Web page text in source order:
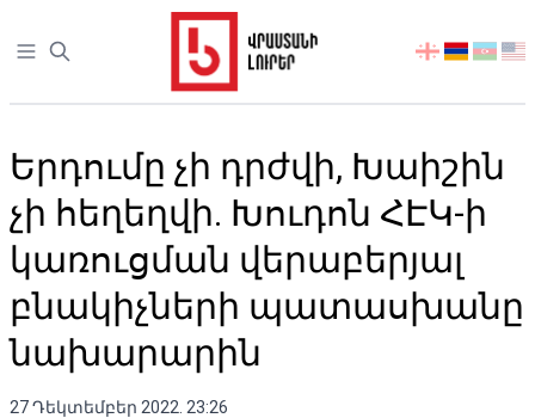
Open sidebar
აირჩიეთ
Երդումը չի դրժվի, Խաիշին
չի հեղեղվի. Խուդոն ՀԷԿ-ի
կառուցման վերաբերյալ
բնակիչների պատասխանը
նախարարին
27 Դեկտեմբեր 2022. 23:26